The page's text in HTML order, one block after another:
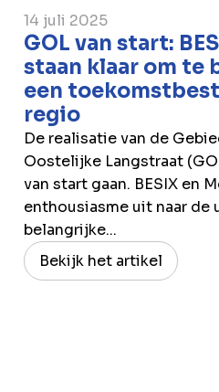
14 juli 2025
GOL van start:
staan klaar om te
een
regio
De realisatie van de
Oostelijke Langstraat
van start gaan. BESIX en
enthousiasme uit naar de
belangrijke...
Bekijk het artikel